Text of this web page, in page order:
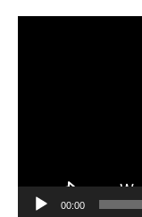
00:00